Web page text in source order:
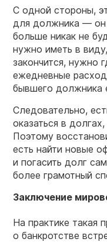
С одной стороны,
для должника — он
больше никак не
нужно иметь в
закончится, нужно
ежедневные
бывшего должника
Следовательно,
оказаться в
Поэтому
есть найти новые
и погасить долг
более грамотный
Заключение
На практике такая
о банкротстве